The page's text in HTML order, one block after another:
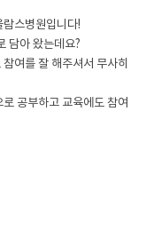
스병원입니다!
담아 왔는데요?
여를 잘 해주셔서 무사히
공부하고 교육에도 참여